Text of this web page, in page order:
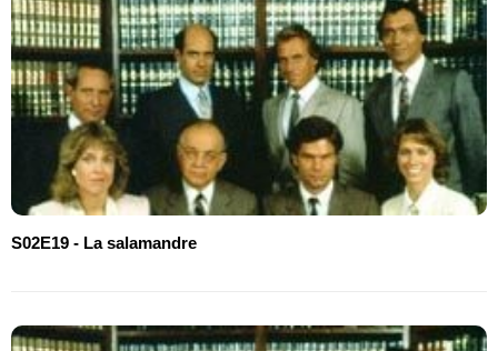
S02E19 - La salamandre